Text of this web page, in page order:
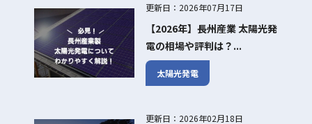
更新日：2026年07月17日
【2026年】長州産業 太陽光発
電の相場や評判は？...
太陽光発電
更新日：2026年02月18日